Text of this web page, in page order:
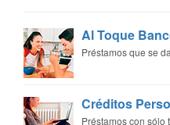
Al Toque
Préstamos que se
Créditos
Préstamos con sólo